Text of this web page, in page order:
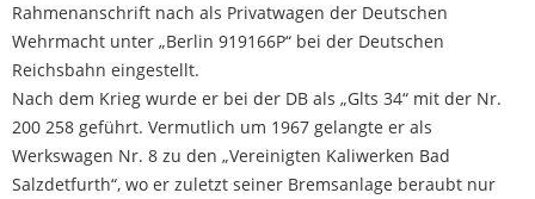
Rahmenanschrift nach als Privatwagen der Deutschen
Wehrmacht unter „Berlin 919166P“ bei der Deutschen
Reichsbahn eingestellt.
Nach dem Krieg wurde er bei der DB als „Glts 34“ mit der Nr.
200 258 geführt. Vermutlich um 1967 gelangte er als
Werkswagen Nr. 8 zu den „Vereinigten Kaliwerken Bad
Salzdetfurth“, wo er zuletzt seiner Bremsanlage beraubt nur